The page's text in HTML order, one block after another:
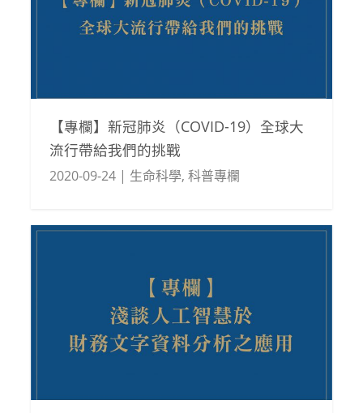
【專欄】新冠肺炎（COVID-19）全球大
流行帶給我們的挑戰
2020-09-24| 生命科學, 科普專欄